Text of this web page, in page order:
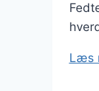
Læs